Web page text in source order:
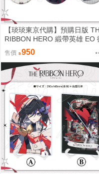
【琰琰東京代購】預購日版
RIBBON HERO 緞帶英雄 EO
章組 藍寶石 帕茵 天鵝絨 吉露可
售價 950